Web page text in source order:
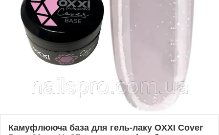
Камуфлююча база для гель-лаку OXXI Cover